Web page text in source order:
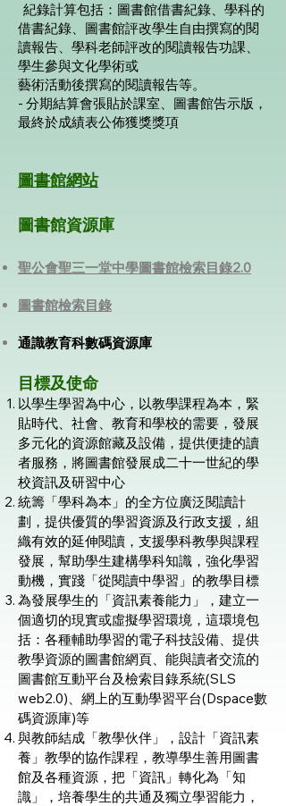
紀錄計算包括：圖書館借書紀錄、學科的
借書紀錄、圖書館評改學生自由撰寫的閱
讀報告、學科老師評改的閱讀報告功課、
學生參與文化學術或
藝術活動後撰寫的閱讀報告等。
- 分期結算會張貼於課室、圖書館告示版，
最終於成績表公佈獲獎獎項
圖書館網站
圖書館資源庫
聖公會聖三一堂中學圖書館檢索目錄2.0
圖書館檢索目錄
通識教育科數碼資源庫
目標及使命
以學生學習為中心，以教學課程為本，緊
貼時代、社會、教育和學校的需要，發展
多元化的資源館藏及設備，提供便捷的讀
者服務，將圖書館發展成二十一世紀的學
校資訊及研習中心
統籌「學科為本」的全方位廣泛閱讀計
劃，提供優質的學習資源及行政支援，組
織有效的延伸閱讀，支援學科教學與課程
發展，幫助學生建構學科知識，強化學習
動機，實踐「從閱讀中學習」的教學目標
為發展學生的「資訊素養能力」，建立一
個適切的現實或虛擬學習環境，這環境包
括：各種輔助學習的電子科技設備、提供
教學資源的圖書館網頁、能與讀者交流的
圖書館互動平台及檢索目錄系統(SLS
web2.0)、網上的互動學習平台(Dspace數
碼資源庫)等
與教師結成「教學伙伴」，設計「資訊素
養」教學的協作課程，教導學生善用圖書
館及各種資源，把「資訊」轉化為「知
識」，培養學生的共通及獨立學習能力，